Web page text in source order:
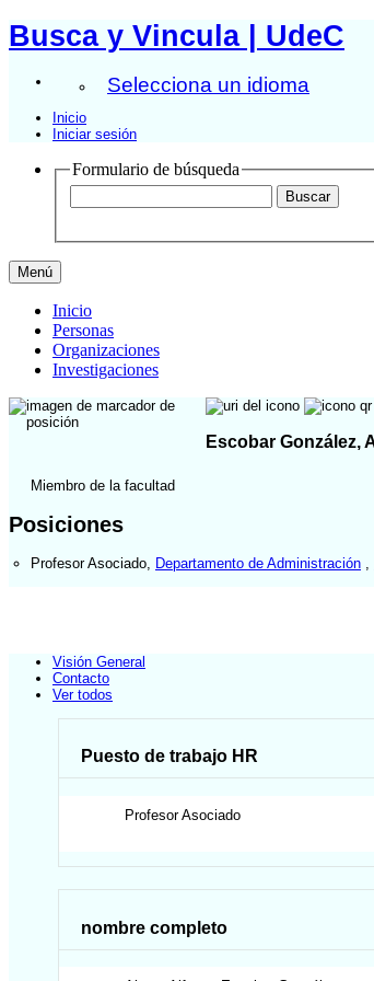
Busca y Vincula | UdeC
Selecciona un idioma
Inicio
Iniciar sesión
Formulario de búsqueda
Menú
Inicio
Personas
Organizaciones
Investigaciones
Escobar González,
Miembro de la facultad
Posiciones
Profesor Asociado Departamento de Administración
Visión General
Contacto
Ver todos
Puesto de trabajo HR
Profesor Asociado
nombre completo